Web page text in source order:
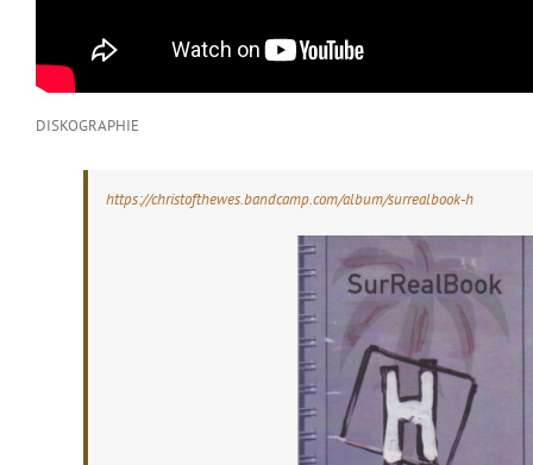
DISKOGRAPHIE
https://christofthewes.bandcamp.com/album/surrealbook-h